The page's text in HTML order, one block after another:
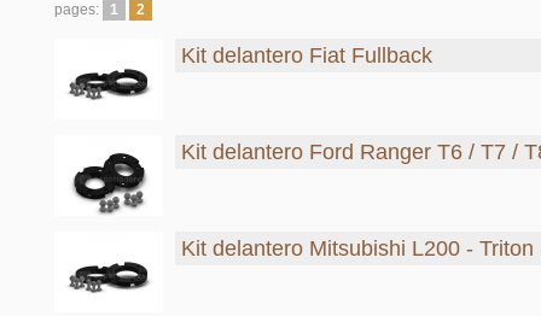
pages: 1 2
Kit delantero Fiat Fullback
Kit delantero Ford Ranger T6 / T7 /
Kit delantero Mitsubishi L200 - Triton